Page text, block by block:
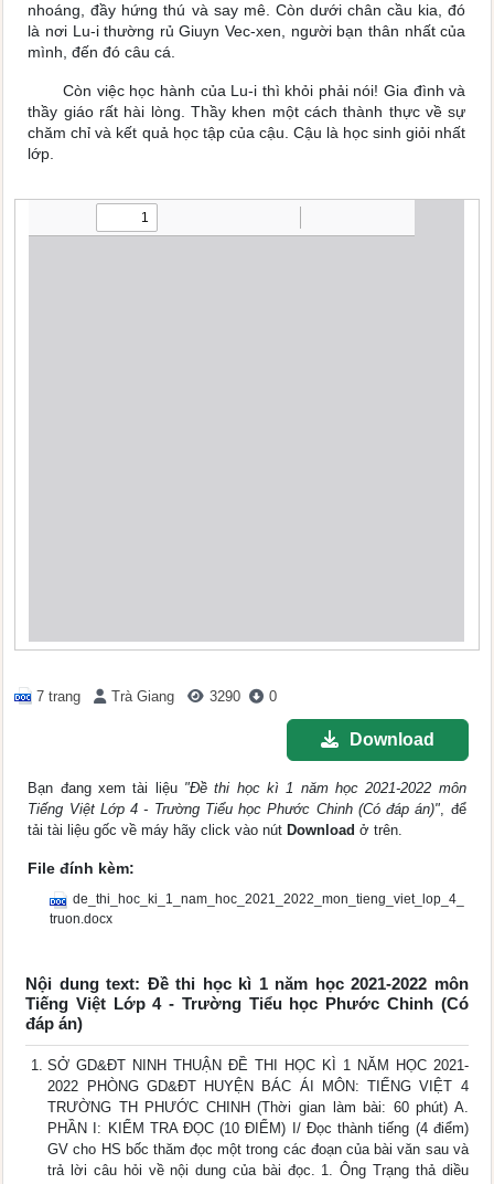
nhoáng, đầy hứng thú và say mê. Còn dưới chân cầu kia, đó
là nơi Lu-i thường rủ Giuyn Vec-xen, người bạn thân nhất của
mình, đến đó câu cá.
Còn việc học hành của Lu-i thì khỏi phải nói! Gia đình và
thầy giáo rất hài lòng. Thầy khen một cách thành thực về sự
chăm chỉ và kết quả học tập của cậu. Cậu là học sinh giỏi nhất
lớp.
7 trang Trà Giang 3290 0
Download
Bạn đang xem tài liệu "Đề thi học kì 1 năm học 2021-2022 môn
Tiếng Việt Lớp 4 - Trường Tiểu học Phước Chinh (Có đáp án)", để
tải tài liệu gốc về máy hãy click vào nút Download ở trên.
File đính kèm:
de_thi_hoc_ki_1_nam_hoc_2021_2022_mon_tieng_viet_lop_4_
truon.docx
Nội dung text: Đề thi học kì 1 năm học 2021-2022 môn
Tiếng Việt Lớp 4 - Trường Tiểu học Phước Chinh (Có
đáp án)
SỞ GD&ĐT NINH THUẬN ĐỀ THI HỌC KÌ 1 NĂM HỌC 2021-
2022 PHÒNG GD&ĐT HUYỆN BÁC ÁI MÔN: TIẾNG VIỆT 4
TRƯỜNG TH PHƯỚC CHINH (Thời gian làm bài: 60 phút) A.
PHẦN I: KIỂM TRA ĐỌC (10 ĐIỂM) I/ Đọc thành tiếng (4 điểm)
GV cho HS bốc thăm đọc một trong các đoạn của bài văn sau và
trả lời câu hỏi về nội dung của bài đọc. 1. Ông Trạng thả diều